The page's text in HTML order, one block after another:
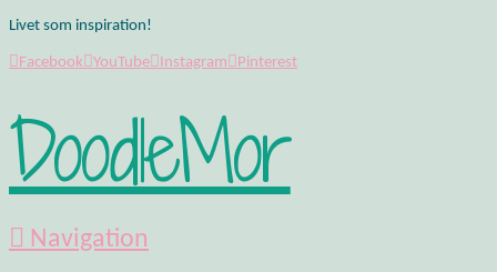
Livet som inspiration!
Facebook YouTube Instagram Pinterest
DoodleMor
Navigation